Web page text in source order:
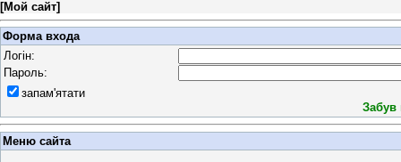
[Мой сайт]
Форма входа
Логін:
Пароль:
запам'ятати
Забув
Меню сайта